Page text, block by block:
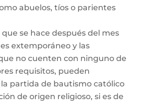
abuelos, tíos o parientes
se hace después del mes
extemporáneo y las
no cuenten con ninguno de
requisitos, pueden
partida de bautismo católico
de origen religioso, si es de